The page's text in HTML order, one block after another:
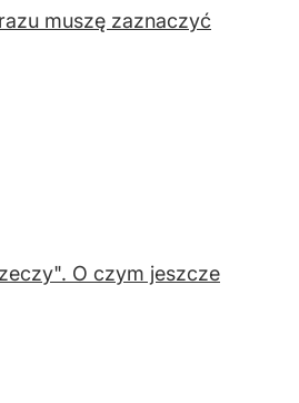
muszę zaznaczyć
O czym jeszcze